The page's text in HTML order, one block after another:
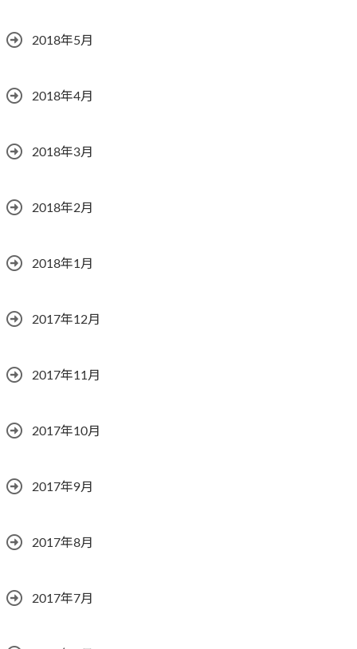
2018年5月
2018年4月
2018年3月
2018年2月
2018年1月
2017年12月
2017年11月
2017年10月
2017年9月
2017年8月
2017年7月